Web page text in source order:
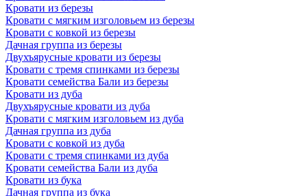
Кровати из березы
Кровати с мягким изголовьем из березы
Кровати с ковкой из березы
Дачная группа из березы
Двухъярусные кровати из березы
Кровати с тремя спинками из березы
Кровати семейства Бали из березы
Кровати из дуба
Двухъярусные кровати из дуба
Кровати с мягким изголовьем из дуба
Дачная группа из дуба
Кровати с ковкой из дуба
Кровати с тремя спинками из дуба
Кровати семейства Бали из дуба
Кровати из бука
Дачная группа из бука